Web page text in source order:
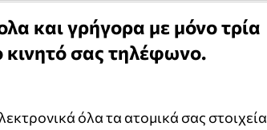
και γρήγορα με μόνο τρία
κινητό σας τηλέφωνο.
όλα τα ατομικά σας στοιχεία